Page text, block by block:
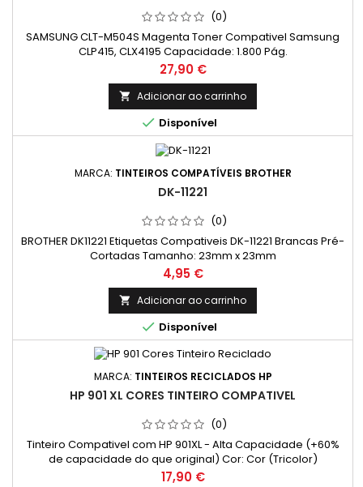
(0)
SAMSUNG CLT-M504S Magenta Toner Compativel Samsung
CLP415, CLX4195 Capacidade: 1.800 Pág.
Preço
27,90 €
 Adicionar ao carrinho
 Disponível
MARCA: TINTEIROS COMPATÍVEIS BROTHER
DK-11221
(0)
BROTHER DK11221 Etiquetas Compativeis DK-11221 Brancas Pré-
Cortadas Tamanho: 23mm x 23mm
Preço
4,95 €
 Adicionar ao carrinho
 Disponível
MARCA: TINTEIROS RECICLADOS HP
HP 901 XL CORES TINTEIRO COMPATIVEL
(0)
Tinteiro Compativel com HP 901XL - Alta Capacidade (+60%
de capacidade do que original) Cor: Cor (Tricolor)
Capacidade: 18 ml
Preço
17,90 €